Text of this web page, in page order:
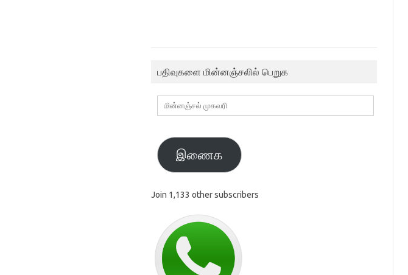
பதிவுகளை மின்னஞ்சலில் பெறுக
மின்னஞ்சல்
முகவரி
இணைக
Join 1,133 other subscribers